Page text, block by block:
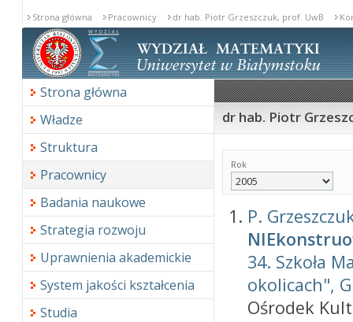
Strona główna Pracownicy dr hab. Piotr Grzeszczuk, prof. UwB
Strona główna
Władze
Struktura
Pracownicy
Badania naukowe
Strategia rozwoju
Uprawnienia akademickie
System jakości kształcenia
Studia
dr hab. Piotr
Rok
P.
34. Szkoła
okolicach",
Ośrodek